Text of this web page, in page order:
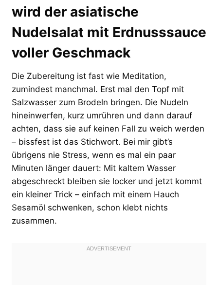
wird der asiatische
Nudelsalat mit Erdnusssauce
voller Geschmack
Die Zubereitung ist fast wie Meditation,
zumindest manchmal. Erst mal den Topf mit
Salzwasser zum Brodeln bringen. Die Nudeln
hineinwerfen, kurz umrühren und dann darauf
achten, dass sie auf keinen Fall zu weich werden
– bissfest ist das Stichwort. Bei mir gibt’s
übrigens nie Stress, wenn es mal ein paar
Minuten länger dauert: Mit kaltem Wasser
abgeschreckt bleiben sie locker und jetzt kommt
ein kleiner Trick – einfach mit einem Hauch
Sesamöl schwenken, schon klebt nichts
zusammen.